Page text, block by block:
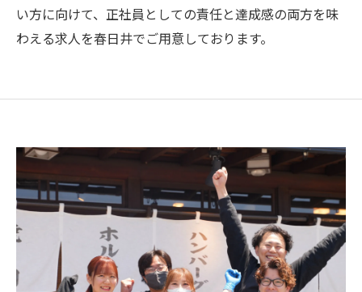
い方に向けて、正社員としての責任と達成感の両方を味
わえる求人を春日井でご用意しております。